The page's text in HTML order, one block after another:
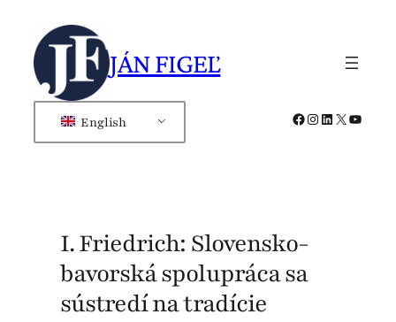
content
JÁN FIGEĽ
English Facebook
Instagram
LinkedIn
X
I. Friedrich: Slovensko-
bavorská spolupráca sa
sústredí na tradície